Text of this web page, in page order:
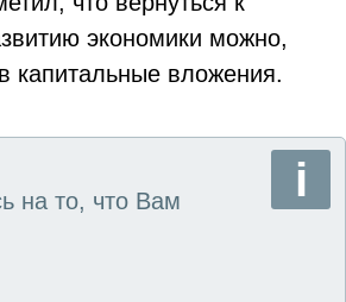
экономики можно,
капитальные вложения.
на то, что Вам